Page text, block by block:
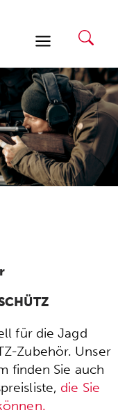
für die Jagd
Zubehör. Unser
finden Sie auch
die Sie